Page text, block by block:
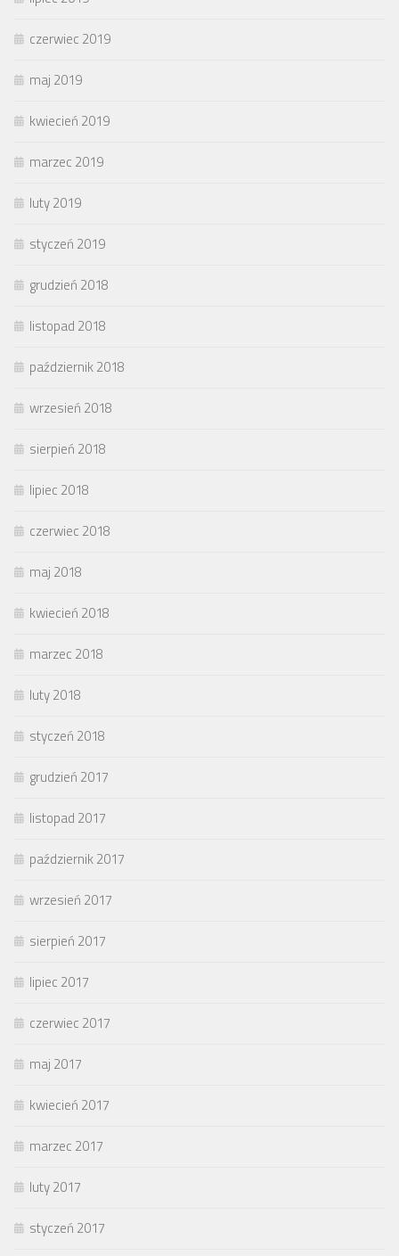
czerwiec 2019
maj 2019
kwiecień 2019
marzec 2019
luty 2019
styczeń 2019
grudzień 2018
listopad 2018
październik 2018
wrzesień 2018
sierpień 2018
lipiec 2018
czerwiec 2018
maj 2018
kwiecień 2018
marzec 2018
luty 2018
styczeń 2018
grudzień 2017
listopad 2017
październik 2017
wrzesień 2017
sierpień 2017
lipiec 2017
czerwiec 2017
maj 2017
kwiecień 2017
marzec 2017
luty 2017
styczeń 2017